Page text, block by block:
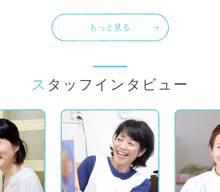
もっと見る
スタッフインタビュー